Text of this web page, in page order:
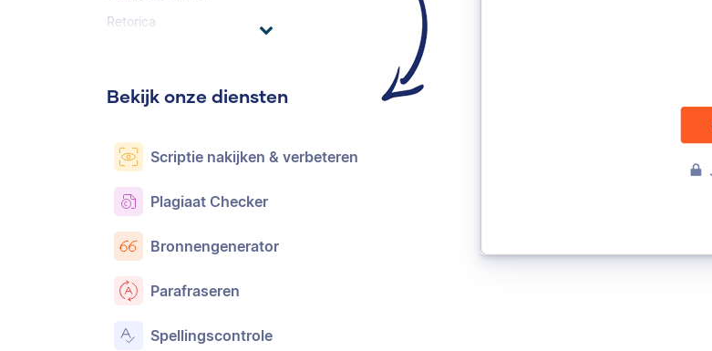
Retorica
Bekijk onze diensten
Scriptie nakijken & verbeteren
Plagiaat Checker
Bronnengenerator
Parafraseren
Spellingscontrole